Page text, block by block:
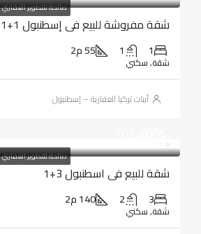
صالحة للتطوير العقاري
شقة مفروشة للبيع في إسطنبول 1+1
1
1 55 م2
شقة, سكني
أبيات تركيا العقارية – إسطنبول
صالحة للتطوير العقاري
شقة للبيع في اسطنبول 3+1
3
2 140 م2
شقة, سكني